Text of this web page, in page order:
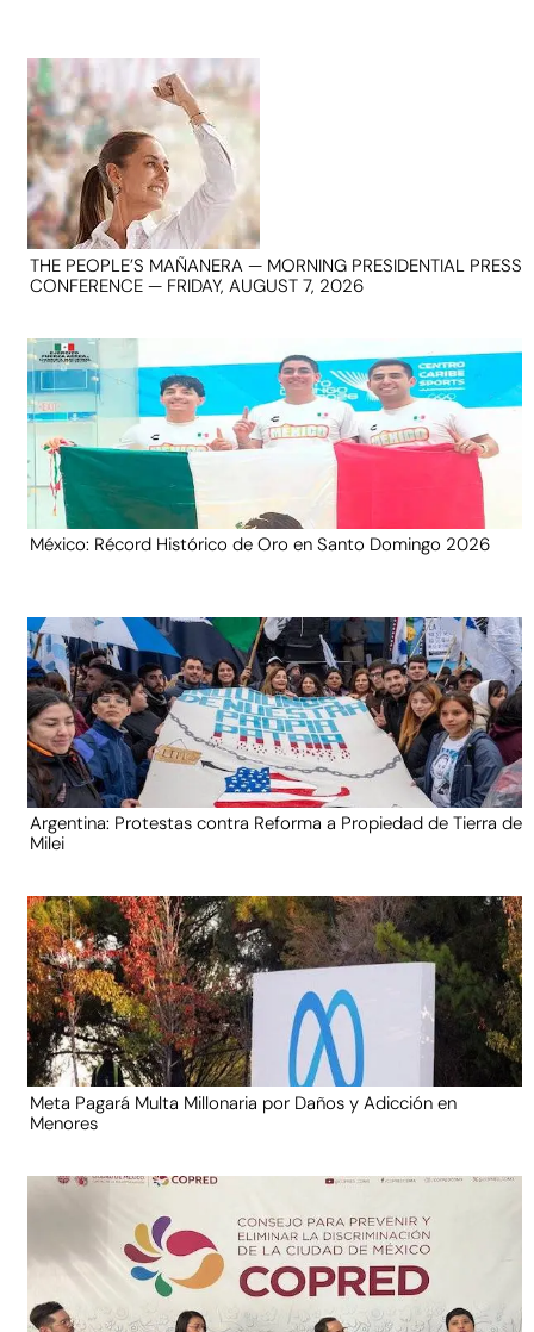
THE PEOPLE’S MAÑANERA — MORNING PRESIDENTIAL PRESS
CONFERENCE — FRIDAY, AUGUST 7, 2026
México: Récord Histórico de Oro en Santo Domingo 2026
Argentina: Protestas contra Reforma a Propiedad de Tierra de
Milei
Meta Pagará Multa Millonaria por Daños y Adicción en
Menores